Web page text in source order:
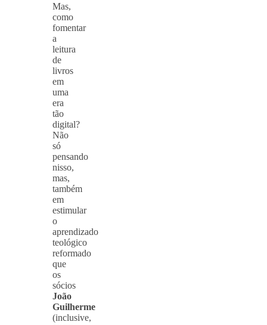
Mas,
como
fomentar
a
leitura
de
livros
em
uma
era
tão
digital?
Não
só
pensando
nisso,
mas,
também
em
estimular
o
aprendizado
teológico
reformado
que
os
sócios
João
Guilherme
(inclusive,